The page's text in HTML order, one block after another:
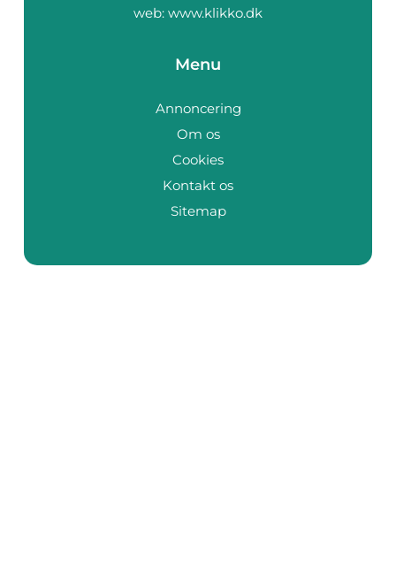
web: www.klikko.dk
Menu
Annoncering
Om os
Cookies
Kontakt os
Sitemap